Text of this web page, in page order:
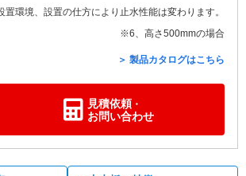
置環境、設置の仕方により止水性能は変わります。
※6、高さ500mmの場合
＞ 製品カタログはこちら
見積依頼 ・
お問い合わせ